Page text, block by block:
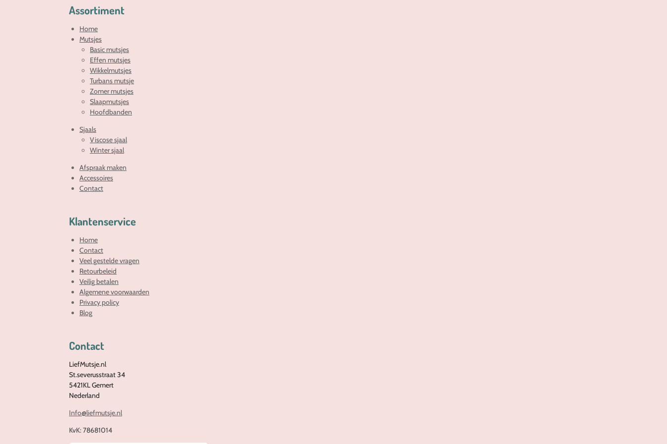
Assortiment
Home
Mutsjes
Basic mutsjes
Effen mutsjes
Wikkelmutsjes
Turbans mutsje
Zomer mutsjes
Slaapmutsjes
Hoofdbanden
Sjaals
Viscose sjaal
Winter sjaal
Afspraak maken
Accessoires
Contact
Klantenservice
Home
Contact
Veel gestelde vragen
Retourbeleid
Veilig betalen
Algemene voorwaarden
Privacy policy
Blog
Contact
LiefMutsje.nl
St.severusstraat 34
5421KL Gemert
Nederland
Info@liefmutsje.nl
KvK:78681014